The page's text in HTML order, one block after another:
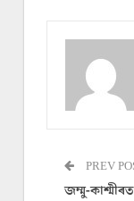
PREV
জম্মু-